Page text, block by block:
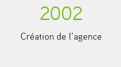
2002
Création de l’agence